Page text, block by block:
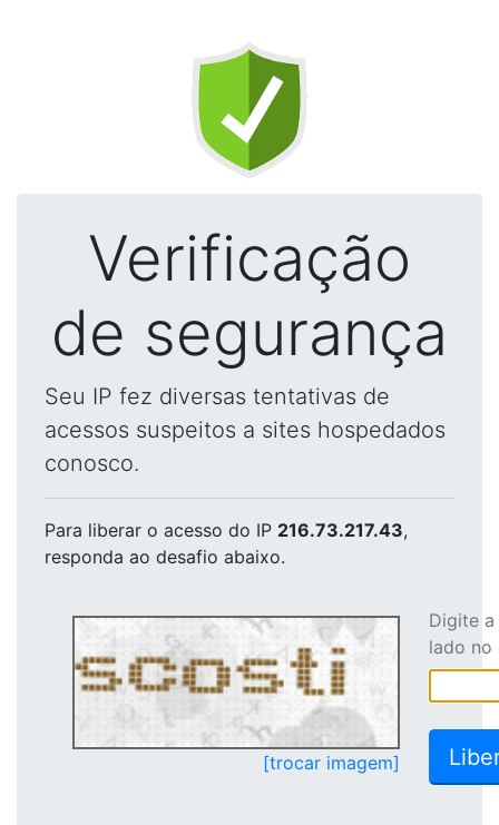
Verificação
de segurança
Seu IP fez diversas tentativas de
acessos suspeitos a sites hospedados
conosco.
Para liberar o acesso do IP 216.73.217.43,
responda ao desafio abaixo.
[trocar imagem]
Digite
lado no